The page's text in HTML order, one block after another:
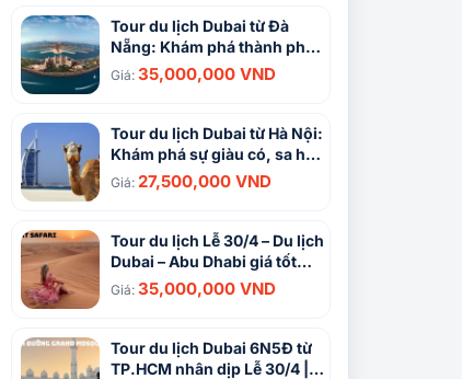
Tour du lịch Dubai từ Đà
Nẵng: Khám phá thành phố
xa hoa Singapore – Dubai
Abu Dhabi 6N5Đ
Giá: 35,000,000 VND
Tour du lịch Dubai từ Hà Nội:
Khám phá sự giàu có, sa hoa
bậc nhất 6N5Đ
Giá: 27,500,000 VND
Tour du lịch Lễ 30/4 – Du lịch
Dubai – Abu Dhabi giá tốt
2024
Giá: 35,000,000 VND
Tour du lịch Dubai 6N5Đ từ
TP.HCM nhân dịp Lễ 30/4 |